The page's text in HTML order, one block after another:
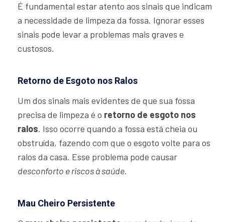
É fundamental estar atento aos sinais que indicam
a necessidade de limpeza da fossa. Ignorar esses
sinais pode levar a problemas mais graves e
custosos.
Retorno de Esgoto nos Ralos
Um dos sinais mais evidentes de que sua fossa
precisa de limpeza é o retorno de esgoto nos
ralos. Isso ocorre quando a fossa está cheia ou
obstruída, fazendo com que o esgoto volte para os
ralos da casa. Esse problema pode causar
desconforto e riscos à saúde.
Mau Cheiro Persistente